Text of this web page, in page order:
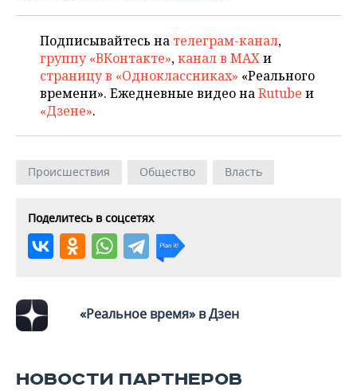
ОТКРЫТАЯ ЛЕКЦИЯ
БАСКЕТБОЛ
ВОЛЕЙБОЛ
КИБЕРСПОРТ
ФИГУРНОЕ КАТАНИЕ
ХОККЕЙ С МЯЧОМ
ИНФРАСТРУКТУРА
ИСТОРИЯ
КУЛЬТУРА
МЕДИЦИНА
ПРОИСШЕСТВИЯ
СПРАВОЧНИК
СПИСОК ПЕРСОН
СПИСОК КОМПАНИЙ
ПОЛНАЯ ВЕРСИЯ
Подписывайтесь на телеграм-канал,
группу «ВКонтакте»,канал в MAXи
страницу в «Одноклассниках» «Реального
времени». Ежедневные видео наRutube и
«Дзене».
Происшествия Общество Власть
Поделитесь в соцсетях
«Реальное время» в Дзен
НОВОСТИ ПАРТНЕРОВ